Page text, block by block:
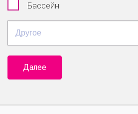
Бассейн
Далее